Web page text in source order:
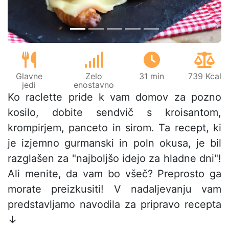
Glavne
jedi
Zelo
enostavno
31 min 739 Kcal
Ko raclette pride k vam domov za pozno
kosilo, dobite sendvič s kroisantom,
krompirjem, panceto in sirom. Ta recept, ki
je izjemno gurmanski in poln okusa, je bil
razglašen za "najboljšo idejo za hladne dni"!
Ali menite, da vam bo všeč? Preprosto ga
morate preizkusiti! V nadaljevanju vam
predstavljamo navodila za pripravo recepta
↓